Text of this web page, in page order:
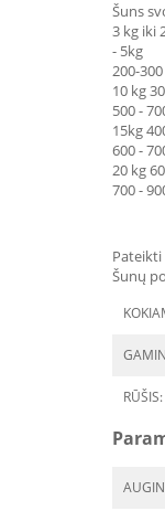
Šuns
3 kg iki
- 5kg
200-
10 kg
500 -
15kg
600 -
20 kg
700 -
Šunų
RŪŠIS: